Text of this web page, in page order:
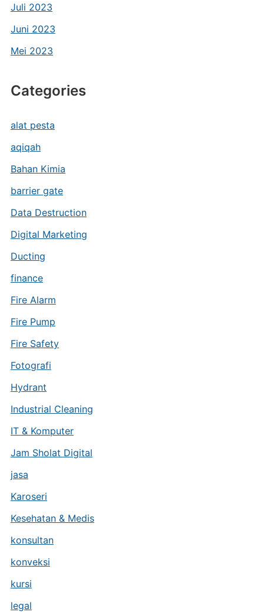
Juli 2023
Juni 2023
Mei 2023
Categories
alat pesta
aqiqah
Bahan Kimia
barrier gate
Data Destruction
Digital Marketing
Ducting
finance
Fire Alarm
Fire Pump
Fire Safety
Fotografi
Hydrant
Industrial Cleaning
IT & Komputer
Jam Sholat Digital
jasa
Karoseri
Kesehatan & Medis
konsultan
konveksi
kursi
legal